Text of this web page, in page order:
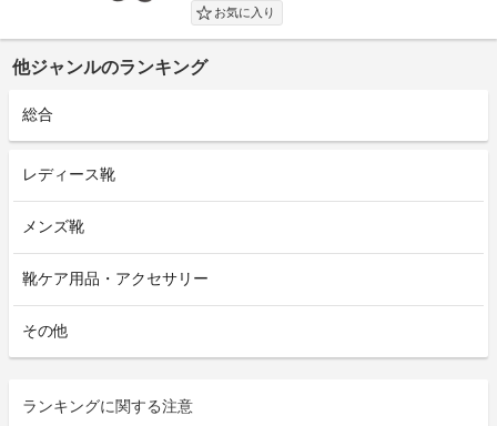
他ジャンルのランキング
総合
レディース靴
メンズ靴
靴ケア用品・アクセサリー
その他
ランキングに関する注意